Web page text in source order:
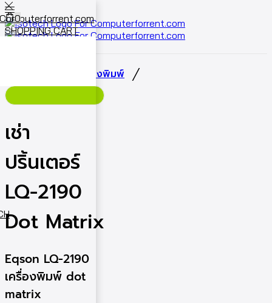
0
SHOPPING CART
เช่าเครื่องพิมพ์ /
เช่า
ปริ้นเตอร์
LQ-2190
Dot Matrix
Eqson LQ-2190
เครื่องพิมพ์ dot
matrix